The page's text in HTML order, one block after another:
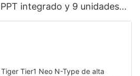
integrado y 9 unidades
fotovoltaico.